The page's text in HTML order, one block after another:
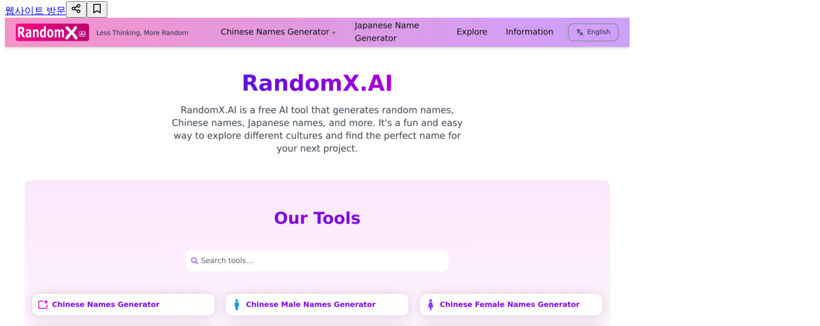
웹사이트 방문